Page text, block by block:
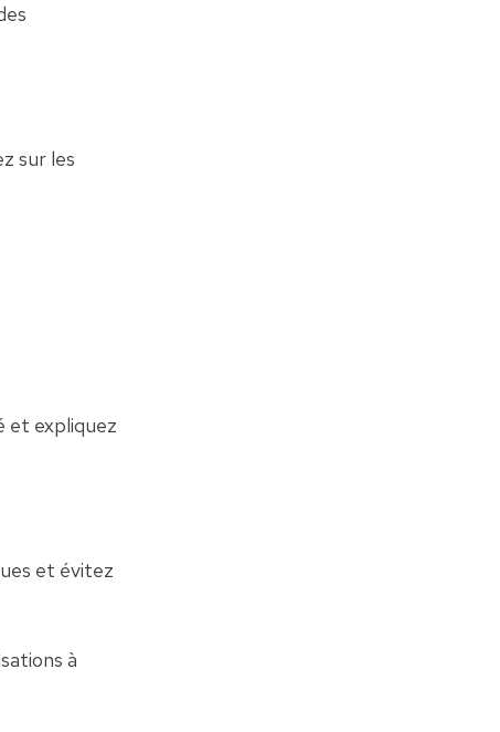
sur les
et expliquez
et évitez
à